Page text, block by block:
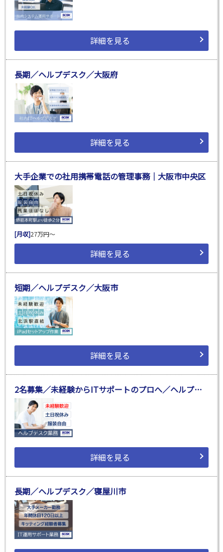
詳細を見る
長期／ヘルプデスク／大阪府
詳細を見る
大手企業での社用携帯電話の管理事務｜大阪市中央区
[月収]27万円～
詳細を見る
短期／ヘルプデスク／大阪市
詳細を見る
2名募集／未経験からITサポートのプロへ／ヘルプデスク
詳細を見る
長期／ヘルプデスク／寝屋川市